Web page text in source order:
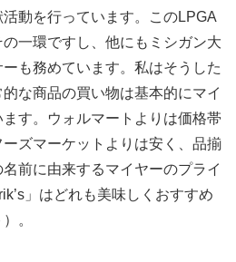
活動を行っています。このLPGA
一環ですし、他にもミシガン大
も務めています。私はそうした
な商品の買い物は基本的にマイ
す。ウォルマートよりは価格帯
ズマーケットよりは安く、品揃
前に由来するマイヤーのプライ
」はどれも美味しくおすすめ
。